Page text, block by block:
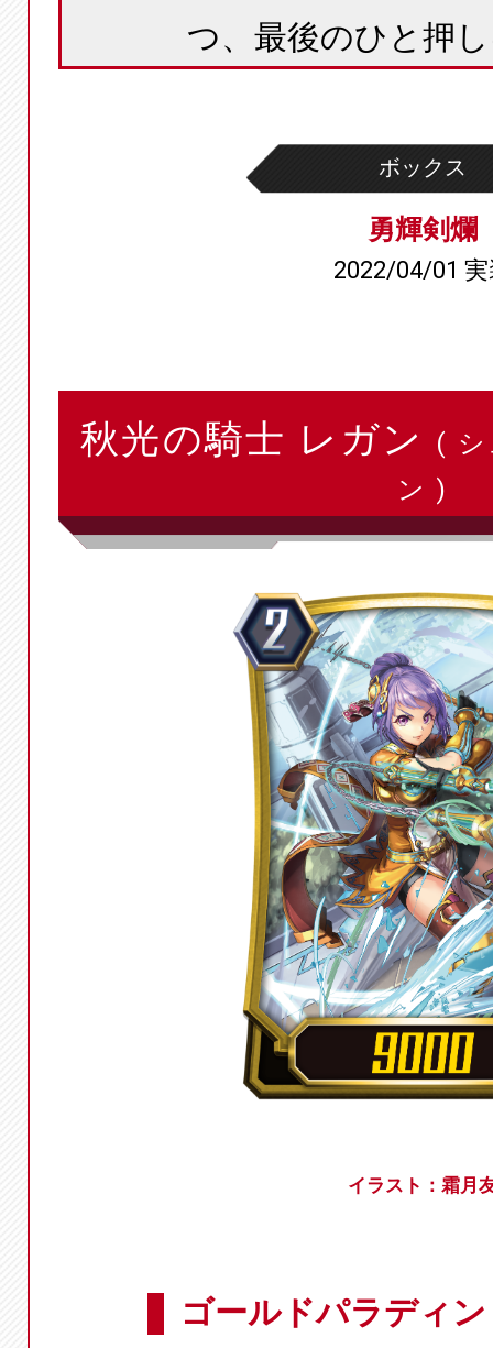
つ、最後のひと押
ボックス
勇輝剣爛
2022/04/01 実
秋光の騎士 レガン
( シ
ン )
イラスト：霜月
ゴールドパラディ